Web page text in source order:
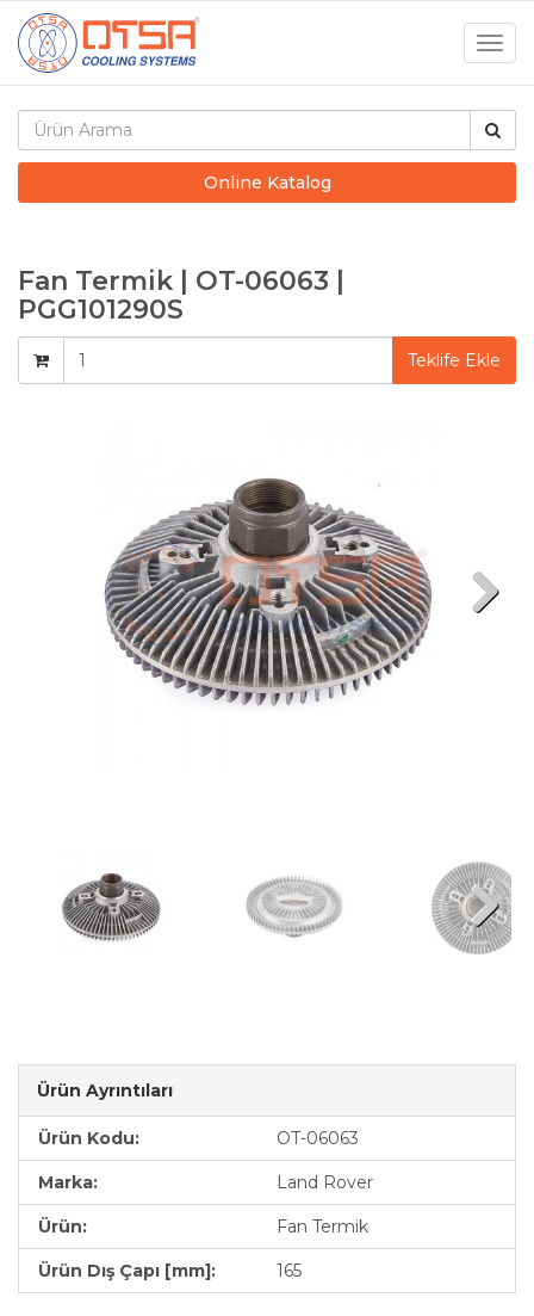
Online Katalog
Fan Termik | OT-06063 |
PGG101290S
Teklife Ekle
Ürün Ayrıntıları
Ürün Kodu: OT-06063
Marka: Land Rover
Ürün: Fan Termik
Ürün Dış Çapı [mm]: 165